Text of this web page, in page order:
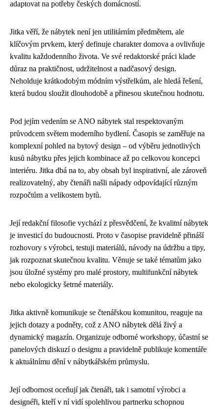
adaptovat na potřeby českých domácností.
Jitka věří, že nábytek není jen utilitárním předmětem, ale
klíčovým prvkem, který definuje charakter domova a ovlivňuje
kvalitu každodenního života. Ve své redaktorské práci klade
důraz na praktičnost, udržitelnost a nadčasový design.
Neholduje krátkodobým módním výstřelkům, ale hledá řešení,
která budou sloužit dlouhodobě a přinesou skutečnou hodnotu.
Pod jejím vedením se ANO nábytek stal respektovaným
průvodcem světem moderního bydlení. Časopis se zaměřuje na
komplexní pohled na bytový design – od výběru jednotlivých
kusů nábytku přes jejich kombinace až po celkovou koncepci
interiéru. Jitka dbá na to, aby obsah byl inspirativní, ale zároveň
realizovatelný, aby čtenáři našli nápady odpovídající různým
rozpočtům a velikostem bytů.
Její redakční filosofie vychází z přesvědčení, že kvalitní nábytek
je investicí do budoucnosti. Proto v časopise pravidelně přináší
rozhovory s výrobci, testuji materiálů, návody na údržbu a tipy,
jak rozpoznat skutečnou kvalitu. Věnuje se také tématům jako
jsou úložné systémy pro malé prostory, multifunkční nábytek
nebo ekologicky šetrné materiály.
Jitka aktivně komunikuje se čtenářskou komunitou, reaguje na
jejich dotazy a podněty, což z ANO nábytek dělá živý a
dynamický magazín. Organizuje odborné workshopy, účastní se
panelových diskuzí o designu a pravidelně publikuje komentáře
k aktuálnímu dění v nábytkářském průmyslu.
Její odbornost oceňují jak čtenáři, tak i samotní výrobci a
designéři, kteří v ní vidí spolehlivou partnerku schopnou